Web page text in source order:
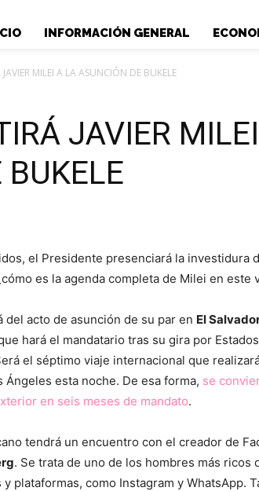
INFORMACIÓN GENERAL
MILEI A LA ASUNCIÓN DE BUKELE
JAVIER
el Presidente presenciará la investidura
es la agenda completa de Milei en este
del acto de asunción de su par en El
hará el mandatario tras su gira por
el séptimo viaje internacional que
Ángeles esta noche. De esa forma, se
en seis meses de mandato.
tendrá un encuentro con el creador de
. Se trata de uno de los hombres más ricos
plataformas, como Instagram y WhatsApp.